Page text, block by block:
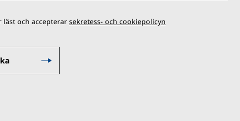
läst och accepterar sekretess- och cookiepolicyn